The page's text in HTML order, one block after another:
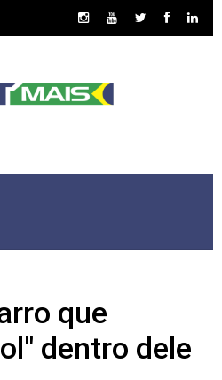
que
dentro dele